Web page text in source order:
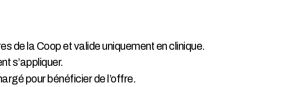
de la Coop et valide uniquement en clinique.
s’appliquer.
pour bénéficier de l’offre.